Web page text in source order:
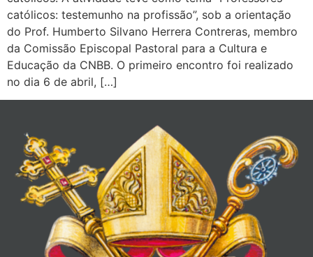
católicos: testemunho na profissão”, sob a orientação
do Prof. Humberto Silvano Herrera Contreras, membro
da Comissão Episcopal Pastoral para a Cultura e
Educação da CNBB. O primeiro encontro foi realizado
no dia 6 de abril, […]